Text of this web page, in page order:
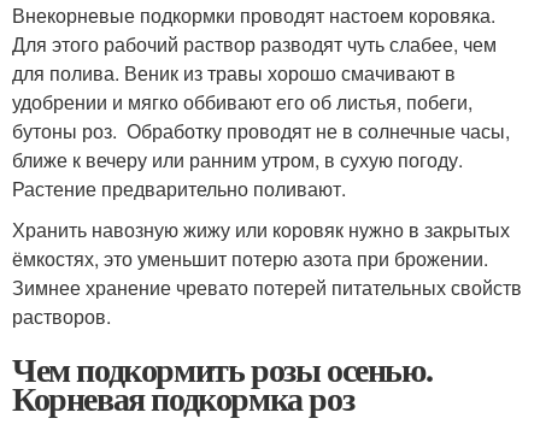
Внекорневые подкормки проводят настоем коровяка.
Для этого рабочий раствор разводят чуть слабее, чем
для полива. Веник из травы хорошо смачивают в
удобрении и мягко оббивают его об листья, побеги,
бутоны роз. Обработку проводят не в солнечные часы,
ближе к вечеру или ранним утром, в сухую погоду.
Растение предварительно поливают.
Хранить навозную жижу или коровяк нужно в закрытых
ёмкостях, это уменьшит потерю азота при брожении.
Зимнее хранение чревато потерей питательных свойств
растворов.
Чем подкормить розы осенью.
Корневая подкормка роз